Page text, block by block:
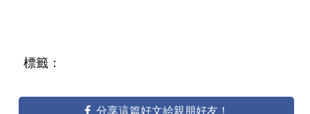
標籤：
分享這篇好文給親朋好友！